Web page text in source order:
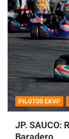
PILOTOS EKVP
JP. SAUCO:
Baradero